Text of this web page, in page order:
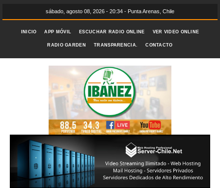
sábado, agosto 08, 2026 - 20:34 - Punta Arenas, Chile
INICIO APP MÓVIL ESCUCHAR RADIO ONLINE VER VIDEO ONLINE
RADIO GARDEN TRANSPARENCIA. CONTACTO